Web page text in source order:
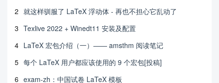
2 就这样驯服了 LaTeX 浮动体 - 再也不担心它乱动了
3 Texlive 2022 + Winedt11 安装及配置
4 LaTeX 宏包介绍（一）—— amsthm 阅读笔记
5 每个 LaTeX 用户都应该使用的 9 个宏包[投稿]
6 exam-zh：中国试卷 LaTeX 模板